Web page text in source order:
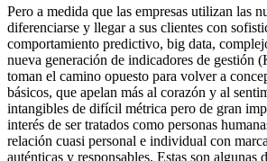
Pero a medida que las empresas utilizan las
diferenciarse y llegar a sus clientes con
comportamiento predictivo, big data,
nueva generación de indicadores de gestión
toman el camino opuesto para volver a
básicos, que apelan más al corazón y al
intangibles de difícil métrica pero de gran
interés de ser tratados como personas
relación cuasi personal e individual con
auténticas y responsables. Estas son algunas